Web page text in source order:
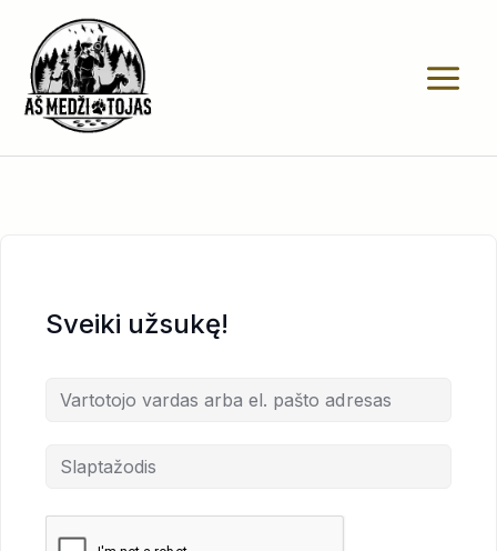
turinio
Sveiki užsukę!